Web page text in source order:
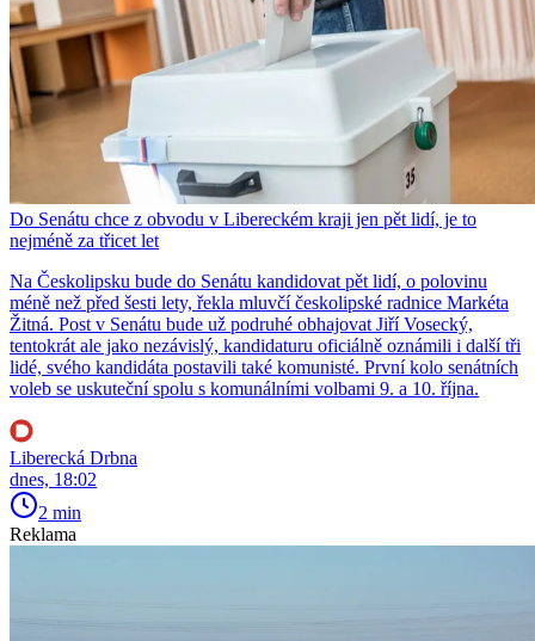
Do Senátu chce z obvodu v Libereckém kraji jen pět lidí, je to
nejméně za třicet let
Na Českolipsku bude do Senátu kandidovat pět lidí, o polovinu
méně než před šesti lety, řekla mluvčí českolipské radnice Markéta
Žitná. Post v Senátu bude už podruhé obhajovat Jiří Vosecký,
tentokrát ale jako nezávislý, kandidaturu oficiálně oznámili i další tři
lidé, svého kandidáta postavili také komunisté. První kolo senátních
voleb se uskuteční spolu s komunálními volbami 9. a 10. října.
Liberecká Drbna
dnes, 18:02
2 min
Reklama